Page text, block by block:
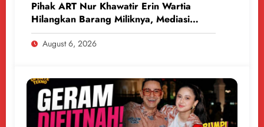
Pihak ART Nur Khawatir Erin Wartia
Hilangkan Barang Miliknya, Mediasi
Berlanjut
August 6, 2026